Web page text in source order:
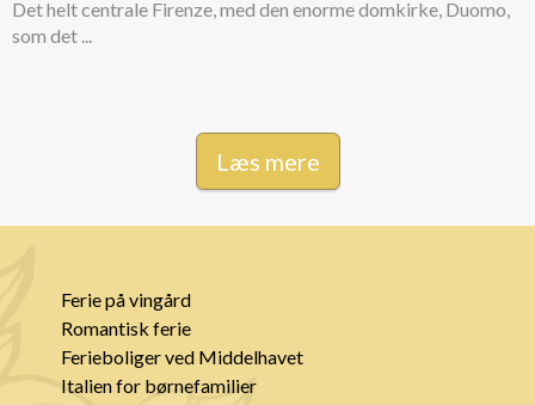
Det helt centrale Firenze, med den enorme domkirke, Duomo,
som det ...
Læs mere
Ferie på vingård
Romantisk ferie
Ferieboliger ved Middelhavet
Italien for børnefamilier